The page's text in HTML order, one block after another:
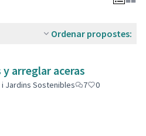
Ordenar propostes:
arreglar aceras
i Jardins Sostenibles 7
0